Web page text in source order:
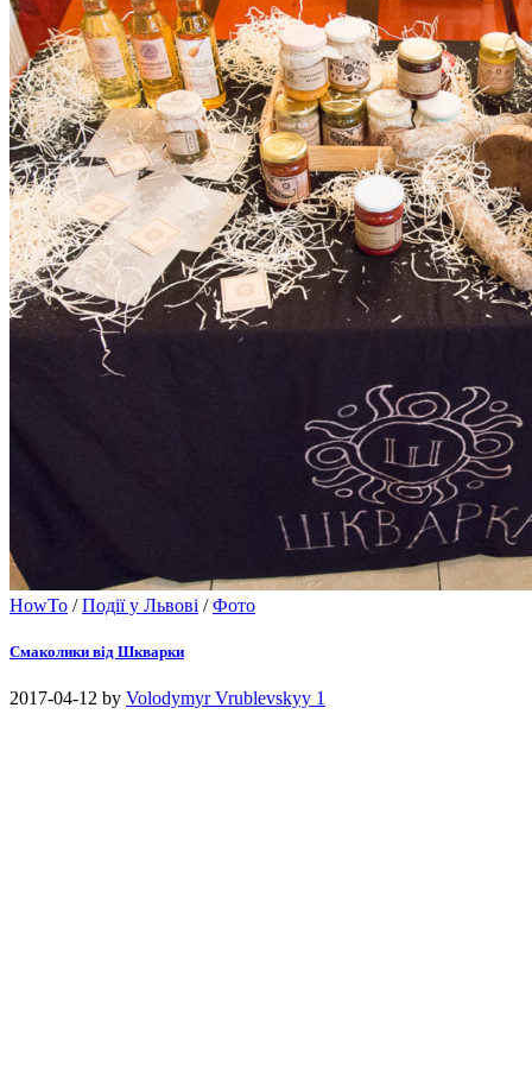
HowTo /Події у Львові /Фото
Смаколики від Шкварки
2017-04-12 by Volodymyr Vrublevskyy 1